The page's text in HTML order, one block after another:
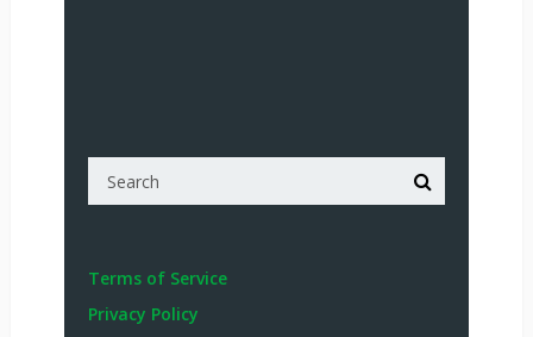
Terms of Service
Privacy Policy